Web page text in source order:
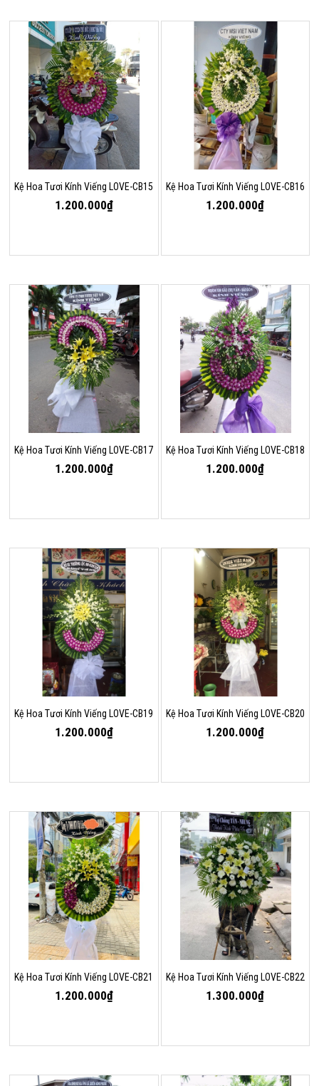
Kệ Hoa Tươi Kính Viếng LOVE-CB15
1.200.000₫
Kệ Hoa Tươi Kính Viếng LOVE-CB16
1.200.000₫
Kệ Hoa Tươi Kính Viếng LOVE-CB17
1.200.000₫
Kệ Hoa Tươi Kính Viếng LOVE-CB18
1.200.000₫
Kệ Hoa Tươi Kính Viếng LOVE-CB19
1.200.000₫
Kệ Hoa Tươi Kính Viếng LOVE-CB20
1.200.000₫
Kệ Hoa Tươi Kính Viếng LOVE-CB21
1.200.000₫
Kệ Hoa Tươi Kính Viếng LOVE-CB22
1.300.000₫